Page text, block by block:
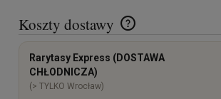
Koszty dostawy
Cena nie zawiera ewentualnych kosztów płatności
Rarytasy Express (DOSTAWA
CHŁODNICZA)
(> TYLKO Wrocław)